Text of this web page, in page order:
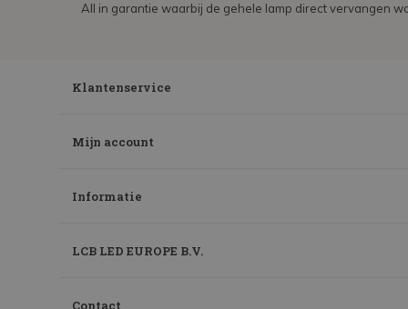
All in garantie waarbij de gehele lamp direct vervangen
Klantenservice
Mijn account
Informatie
LCB LED EUROPE B.V.